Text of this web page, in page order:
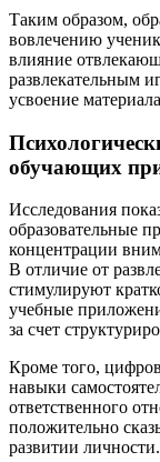
Таким образом,
вовлечению
влияние
развлекательным
усвоение
обучающих
Исследования
образовательные
концентрации
В отличие от
стимулируют
учебные
за счет
Кроме того,
навыки
ответственного
положительно
развитии личности.